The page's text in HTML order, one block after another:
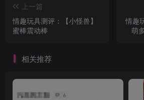
上一篇
情趣玩具测评：【小怪兽】
蜜棒震动棒
情趣
萌
相关推荐